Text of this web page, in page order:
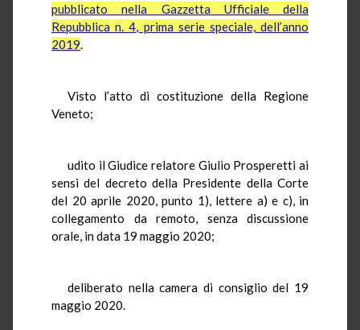
pubblicato nella Gazzetta Ufficiale della
Repubblica n. 4, prima serie speciale, dell’anno
2019.
Visto l’atto di costituzione della Regione
Veneto;
udito il Giudice relatore Giulio Prosperetti ai
sensi del decreto della Presidente della Corte
del 20 aprile 2020, punto 1), lettere a) e c), in
collegamento da remoto, senza discussione
orale, in data 19 maggio 2020;
deliberato nella camera di consiglio del 19
maggio 2020.